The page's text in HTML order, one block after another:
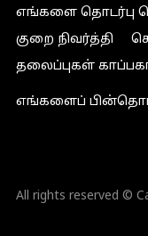
எங்களை தொடர்பு
குறை நிவர்த்தி
தலைப்புகள்
எங்களைப்
All rights reserved ©